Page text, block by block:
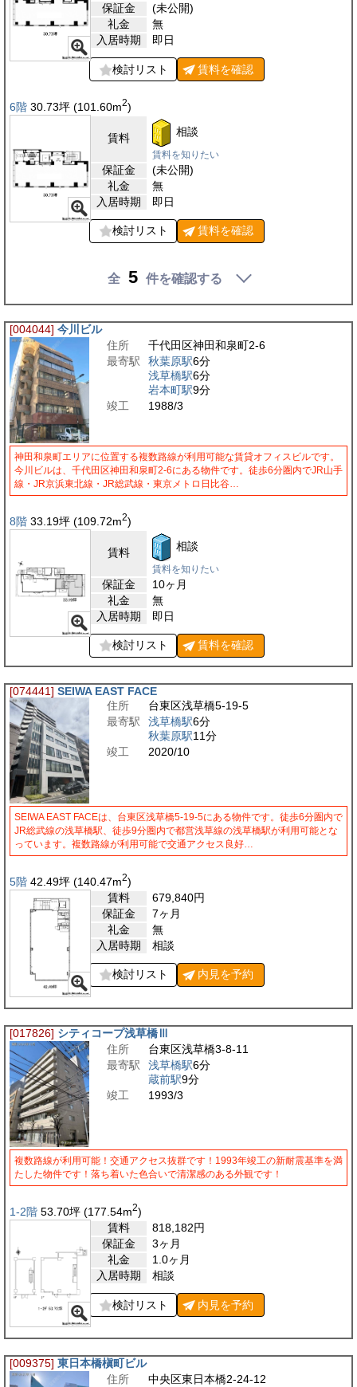
保証金
(未公開)
礼金
無
入居時期
即日
検討リスト 賃料を確認
6階 30.73坪 (101.60m2)
賃料 相談
賃料を知りたい
保証金
(未公開)
礼金
無
入居時期
即日
検討リスト 賃料を確認
全 5 件を確認する
[004044] 今川ビル
住所
千代田区神田和泉町2-6
最寄駅
秋葉原駅6分
浅草橋駅6分
岩本町駅9分
竣工
1988/3
神田和泉町エリアに位置する複数路線が利用可能な賃貸オフィスビルです。
今川ビルは、千代田区神田和泉町2-6にある物件です。徒歩6分圏内でJR山手
線・JR京浜東北線・JR総武線・東京メトロ日比谷…
8階 33.19坪 (109.72m2)
賃料 相談
賃料を知りたい
保証金
10ヶ月
礼金
無
入居時期
即日
検討リスト 賃料を確認
[074441] SEIWA EAST FACE
住所
台東区浅草橋5-19-5
最寄駅
浅草橋駅6分
秋葉原駅11分
竣工
2020/10
SEIWA EAST FACEは、台東区浅草橋5-19-5にある物件です。徒歩6分圏内で
JR総武線の浅草橋駅、徒歩9分圏内で都営浅草線の浅草橋駅が利用可能とな
っています。複数路線が利用可能で交通アクセス良好…
5階 42.49坪 (140.47m2)
賃料
679,840円
保証金
7ヶ月
礼金
無
入居時期
相談
検討リスト 内見を予約
[017826] シティコープ浅草橋Ⅲ
住所
台東区浅草橋3-8-11
最寄駅
浅草橋駅6分
蔵前駅9分
竣工
1993/3
複数路線が利用可能！交通アクセス抜群です！1993年竣工の新耐震基準を満
たした物件です！落ち着いた色合いで清潔感のある外観です！
1-2階 53.70坪 (177.54m2)
賃料
818,182円
保証金
3ヶ月
礼金
1.0ヶ月
入居時期
相談
検討リスト 内見を予約
[009375] 東日本橋槇町ビル
住所
中央区東日本橋2-24-12